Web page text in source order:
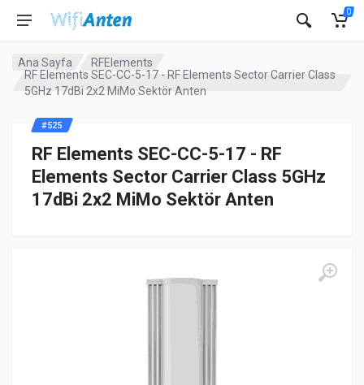
0
Ana Sayfa
RFElements
RF Elements SEC-CC-5-17 - RF Elements Sector Carrier Class
5GHz 17dBi 2x2 MiMo Sektör Anten
RF Elements SEC-CC-5-17 - RF
Elements Sector Carrier Class 5GHz
17dBi 2x2 MiMo Sektör Anten
#525